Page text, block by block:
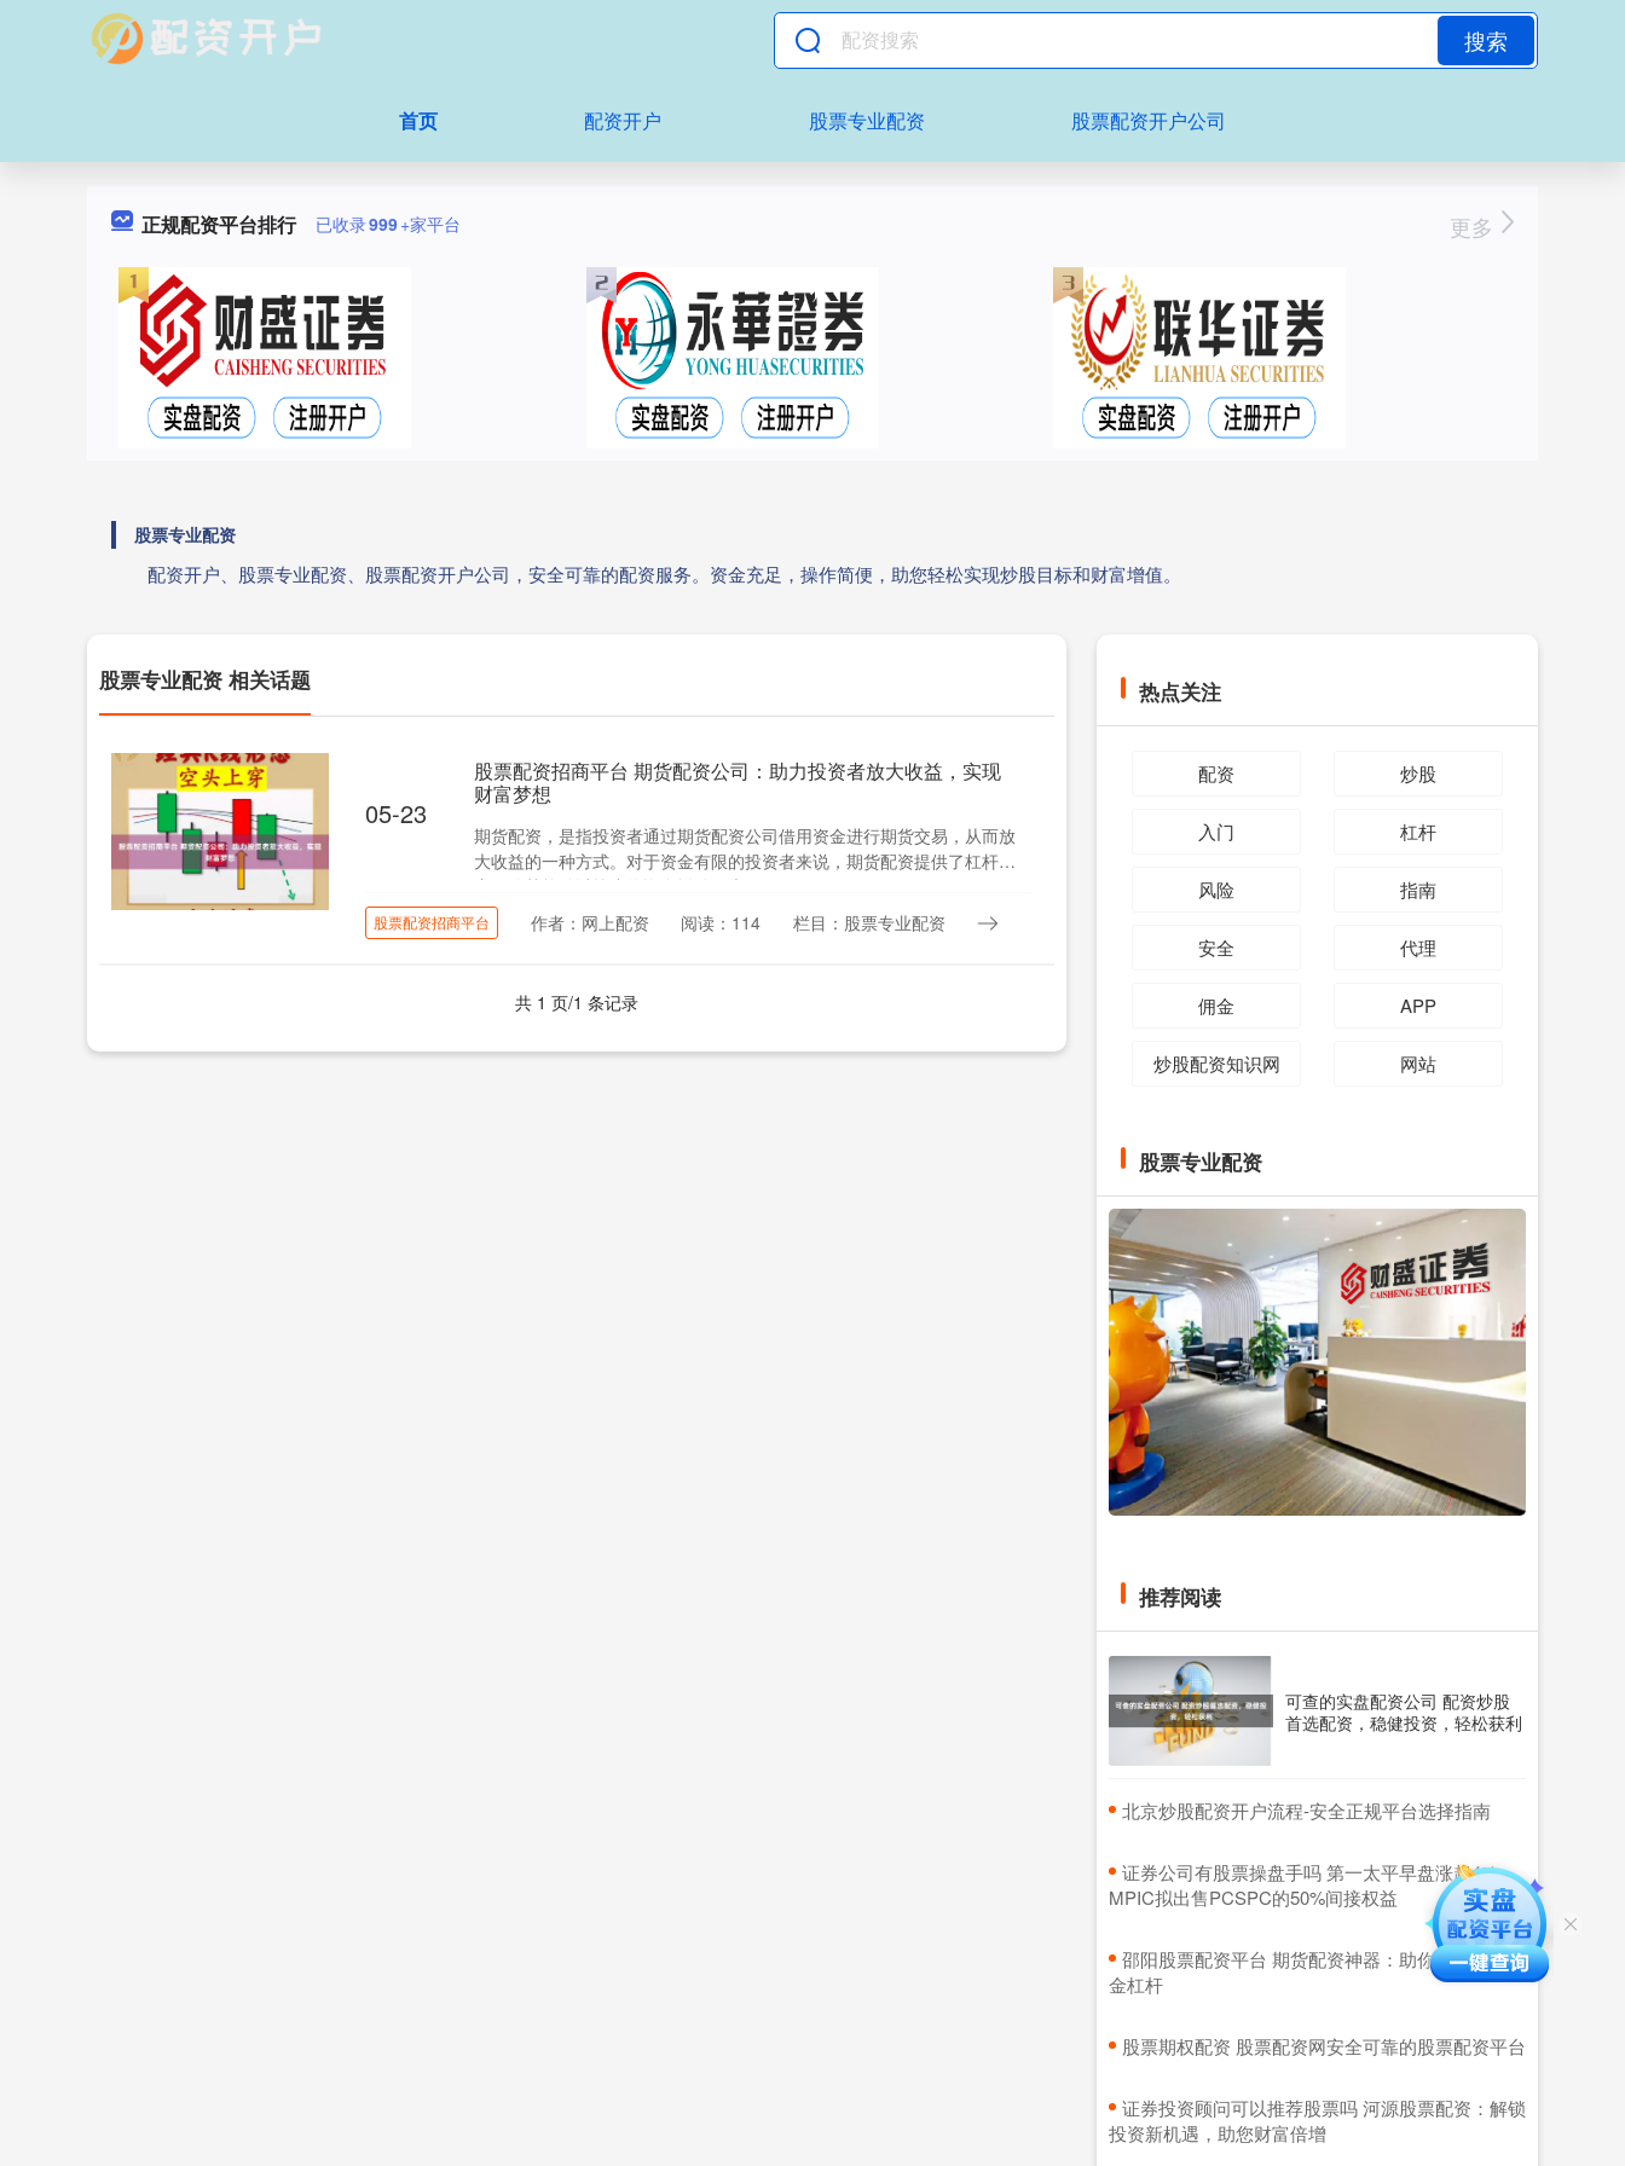
搜索
首页 配资开户 股票专业配资 股票配资开户公司
正规配资平台排行 已收录999+家平台 更多
股票专业配资
配资开户、股票专业配资、股票配资开户公司，安全可靠的配资服务。资金充足，操作简便，助您轻松实现炒股目标和财富增值。
股票专业配资 相关话题
05-23
股票配资招商平台 期货配资公司：助力投资者放大收益，实现
财富梦想
期货配资，是指投资者通过期货配资公司借用资金进行期货交易，从而放
大收益的一种方式。对于资金有限的投资者来说，期货配资提供了杠杆效
应，使其能够以较小的资金撬动更大....
股票配资招商平台 作者：网上配资 阅读：114 栏目：股票专业配资
共 1 页/1 条记录
热点关注
配资 炒股
入门 杠杆
风险 指南
安全 代理
佣金 APP
炒股配资知识网 网站
股票专业配资
推荐阅读
可查的实盘配资公司 配资炒股
首选配资，稳健投资，轻松获利
​北京炒股配资开户流程-安全正规平台选择指南
​证券公司有股票操盘手吗 第一太平早盘涨超4%
MPIC拟出售PCSPC的50%间接权益
​邵阳股票配资平台 期货配资神器：助你轻松撬动资
金杠杆
​股票期权配资 股票配资网安全可靠的股票配资平台
​证券投资顾问可以推荐股票吗 河源股票配资：解锁
投资新机遇，助您财富倍增